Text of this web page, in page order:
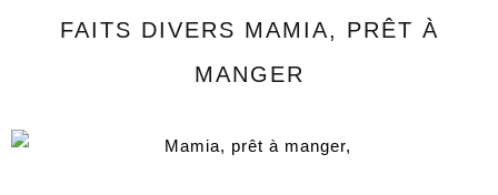
FAITS DIVERS MAMIA, PRÊT À
MANGER